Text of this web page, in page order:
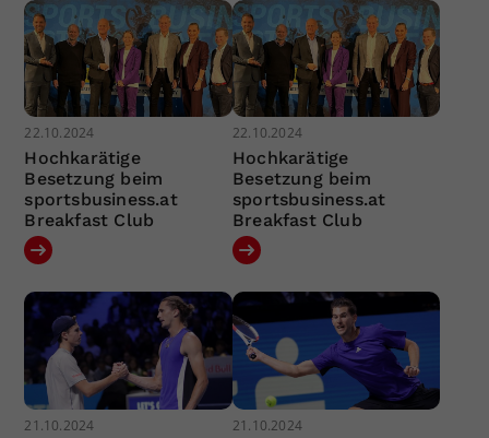
22.10.2024
Hochkarätige
Besetzung beim
sportsbusiness.at
Breakfast Club
22.10.2024
Hochkarätige
Besetzung beim
sportsbusiness.at
Breakfast Club
21.10.2024 21.10.2024